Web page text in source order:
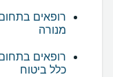
רופאים
מנורה
רופאים
כלל ביטוח